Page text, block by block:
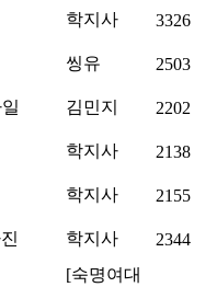
학지사 3326
씽유 2503
김민지 2202
학지사 2138
학지사 2155
학지사 2344
[숙명여대